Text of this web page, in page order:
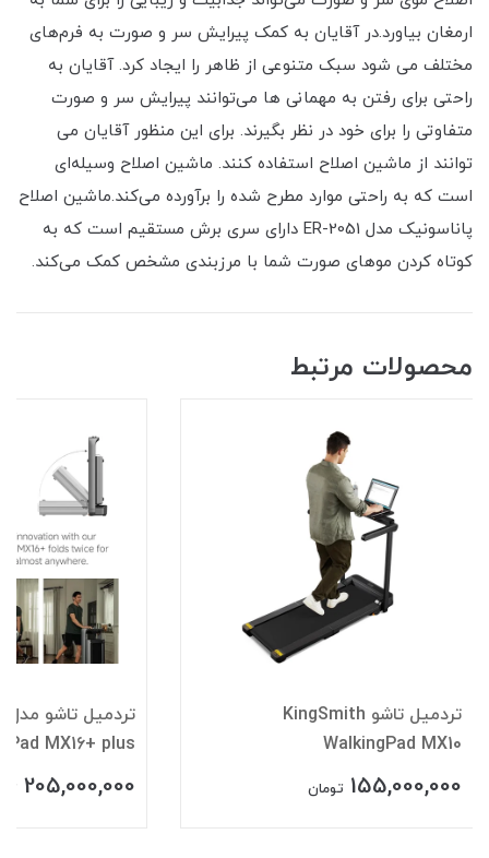
ارمغان بیاورد.در آقایان به کمک پیرایش سر و صورت به فرم‌های
مختلف می شود سبک متنوعی از ظاهر را ایجاد کرد. آقایان به
راحتی برای رفتن به مهمانی ها می‌توانند پیرایش سر و صورت
متفاوتی را برای خود در نظر بگیرند. برای این منظور آقایان می
توانند از ماشین اصلاح استفاده کنند. ماشین اصلاح وسیله‌ای
است که به راحتی موارد مطرح شده را برآورده می‌کند.ماشین اصلاح
پاناسونیک مدل ER-2051 دارای سری‌ برش مستقیم است که به
کوتاه کردن موهای صورت شما با مرزبندی مشخص کمک می‌کند.
محصولات مرتبط
تردمیل تاشو KingSmith
WalkingPad MX10
155,000,000 تومان
MX16+ plus
205,000,000